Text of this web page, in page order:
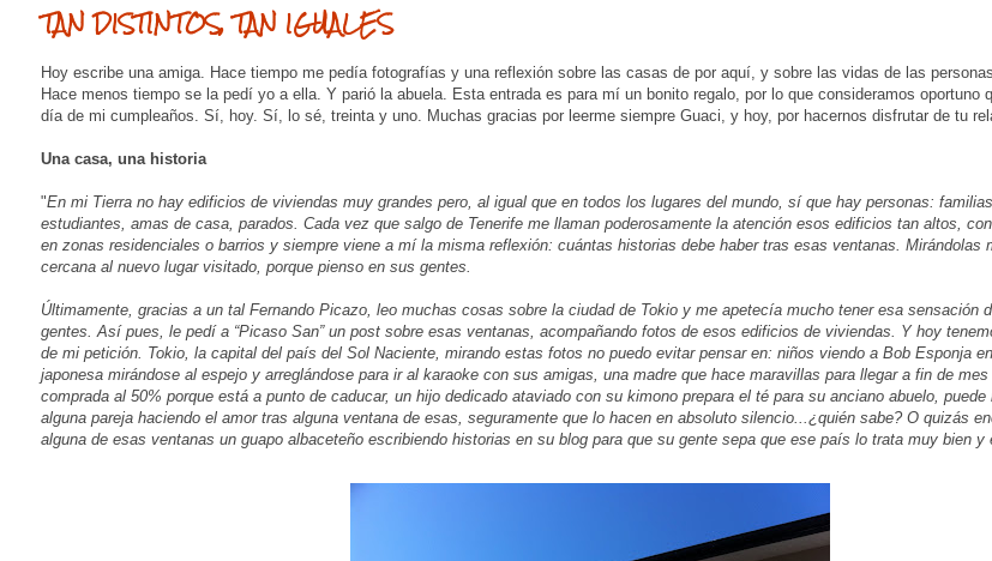
TAN DISTINTOS, TAN IGUALES
Hoy escribe una amiga. Hace tiempo me pedía fotografías y una reflexión sobre las casas de por aquí, y sobre las vidas de las
Hace menos tiempo se la pedí yo a ella. Y parió la abuela. Esta entrada es para mí un bonito regalo, por lo que consideramos oportuno
día de mi cumpleaños. Sí, hoy. Sí, lo sé, treinta y uno. Muchas gracias por leerme siempre Guaci, y hoy, por hacernos disfrutar de tu
Una casa, una historia
"En mi Tierra no hay edificios de viviendas muy grandes pero, al igual que en todos los lugares del mundo, sí que hay personas:
estudiantes, amas de casa, parados. Cada vez que salgo de Tenerife me llaman poderosamente la atención esos edificios tan altos,
en zonas residenciales o barrios y siempre viene a mí la misma reflexión: cuántas historias debe haber tras esas ventanas. Mirándolas
cercana al nuevo lugar visitado, porque pienso en sus gentes.
Últimamente, gracias a un tal Fernando Picazo, leo muchas cosas sobre la ciudad de Tokio y me apetecía mucho tener esa sensación
gentes. Así pues, le pedí a “Picaso San” un post sobre esas ventanas, acompañando fotos de esos edificios de viviendas. Y hoy
de mi petición. Tokio, la capital del país del Sol Naciente, mirando estas fotos no puedo evitar pensar en: niños viendo a Bob Esponja
japonesa mirándose al espejo y arreglándose para ir al karaoke con sus amigas, una madre que hace maravillas para llegar a fin de
comprada al 50% porque está a punto de caducar, un hijo dedicado ataviado con su kimono prepara el té para su anciano abuelo,
alguna pareja haciendo el amor tras alguna ventana de esas, seguramente que lo hacen en absoluto silencio...¿quién sabe? O quizás
alguna de esas ventanas un guapo albaceteño escribiendo historias en su blog para que su gente sepa que ese país lo trata muy bien y